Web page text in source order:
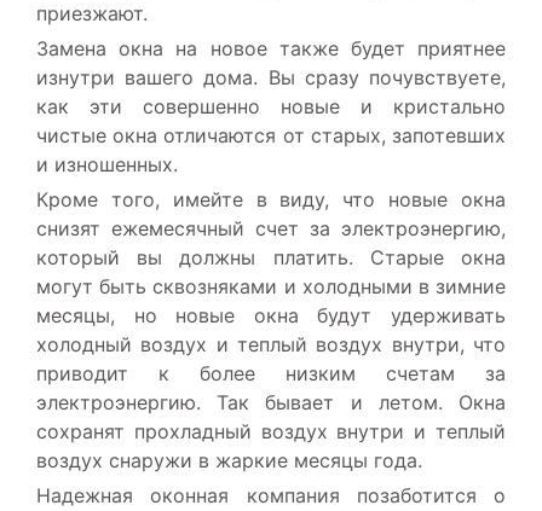
приезжают.
Замена окна на новое также будет приятнее
изнутри вашего дома. Вы сразу почувствуете,
как эти совершенно новые и кристально
чистые окна отличаются от старых, запотевших
и изношенных.
Кроме того, имейте в виду, что новые окна
снизят ежемесячный счет за электроэнергию,
который вы должны платить. Старые окна
могут быть сквозняками и холодными в зимние
месяцы, но новые окна будут удерживать
холодный воздух и теплый воздух внутри, что
приводит к более низким счетам за
электроэнергию. Так бывает и летом. Окна
сохранят прохладный воздух внутри и теплый
воздух снаружи в жаркие месяцы года.
Надежная оконная компания позаботится о